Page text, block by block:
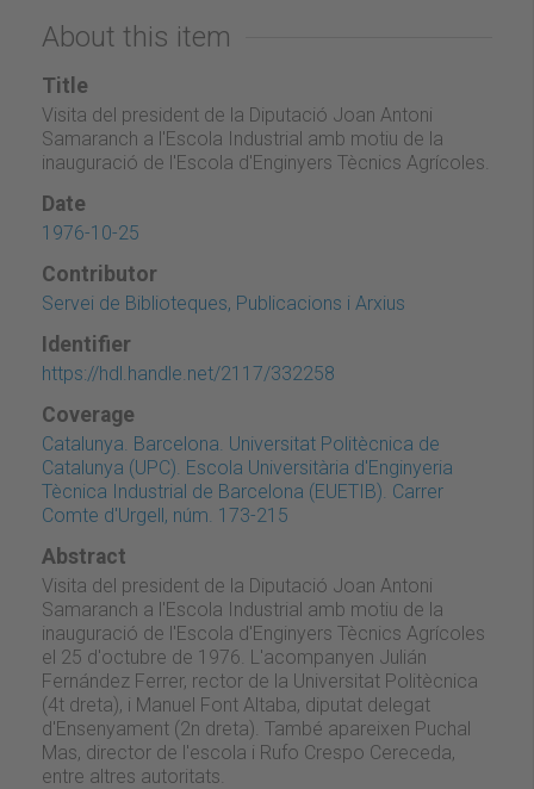
About this item
Title
Visita del president de la Diputació Joan Antoni
Samaranch a l'Escola Industrial amb motiu de la
inauguració de l'Escola d'Enginyers Tècnics Agrícoles.
Date
1976-10-25
Contributor
Servei de Biblioteques, Publicacions i Arxius
Identifier
https://hdl.handle.net/2117/332258
Coverage
Catalunya. Barcelona. Universitat Politècnica de
Catalunya (UPC). Escola Universitària d'Enginyeria
Tècnica Industrial de Barcelona (EUETIB). Carrer
Comte d'Urgell, núm. 173-215
Abstract
Visita del president de la Diputació Joan Antoni
Samaranch a l'Escola Industrial amb motiu de la
inauguració de l'Escola d'Enginyers Tècnics Agrícoles
el 25 d'octubre de 1976. L'acompanyen Julián
Fernández Ferrer, rector de la Universitat Politècnica
(4t dreta), i Manuel Font Altaba, diputat delegat
d'Ensenyament (2n dreta). També apareixen Puchal
Mas, director de l'escola i Rufo Crespo Cereceda,
entre altres autoritats.